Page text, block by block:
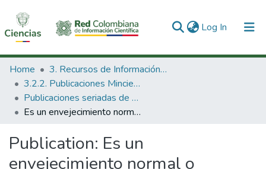
Log In (current)
Communities & Collections
All of DSpace
Statistics
Home
3. Recursos de Información Científica y Tecnológica
3.2.2. Publicaciones Minciencias
Publicaciones seriadas de Minciencias
Es un envejecimiento normal o patologico?
Publication: Es un
envejecimiento normal o